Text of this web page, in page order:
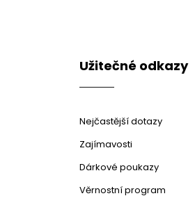
Užitečné odkazy
Nejčastější dotazy
Zajímavosti
Dárkové poukazy
Věrnostní program